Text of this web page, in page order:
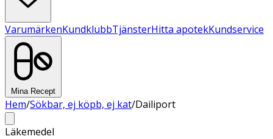
VarumärkenKundklubbTjänsterHitta apotekKundservice
Mina Recept
Hem/Sökbar, ej köpb, ej kat/Dailiport
Läkemedel